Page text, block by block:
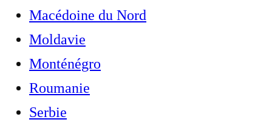
Macédoine du Nord
Moldavie
Monténégro
Roumanie
Serbie